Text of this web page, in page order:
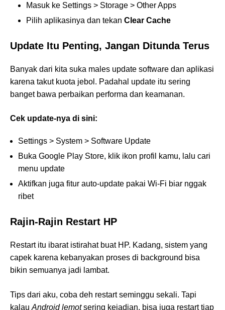
Masuk ke Settings > Storage > Other Apps
Pilih aplikasinya dan tekan Clear Cache
Update Itu Penting, Jangan Ditunda Terus
Banyak dari kita suka males update software dan aplikasi
karena takut kuota jebol. Padahal update itu sering
banget bawa perbaikan performa dan keamanan.
Cek update-nya di sini:
Settings > System > Software Update
Buka Google Play Store, klik ikon profil kamu, lalu cari
menu update
Aktifkan juga fitur auto-update pakai Wi-Fi biar nggak
ribet
Rajin-Rajin Restart HP
Restart itu ibarat istirahat buat HP. Kadang, sistem yang
capek karena kebanyakan proses di background bisa
bikin semuanya jadi lambat.
Tips dari aku, coba deh restart seminggu sekali. Tapi
kalau Android lemotsering kejadian, bisa juga restart tiap